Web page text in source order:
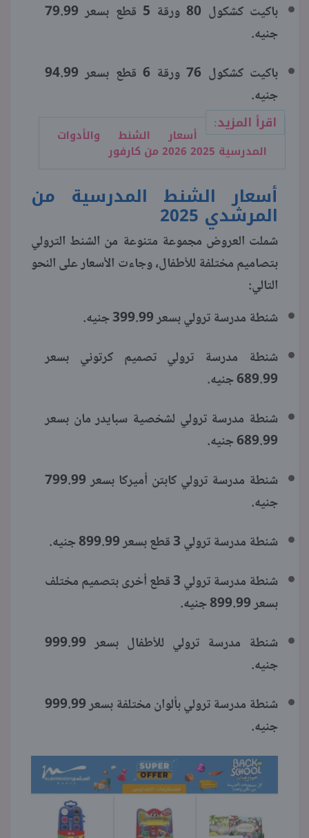
باكيت كشكول 80 ورقة 5 قطع بسعر 79.99
جنيه.
باكيت كشكول 76 ورقة 6 قطع بسعر 94.99
جنيه.
اقرأ المزيد:
أسعار الشنط والأدوات
المدرسية 2025 2026 من كارفور
أسعار الشنط المدرسية من
المرشدي 2025
شملت العروض مجموعة متنوعة من الشنط الترولي
بتصاميم مختلفة للأطفال، وجاءت الأسعار على النحو
التالي:
شنطة مدرسة ترولي بسعر 399.99 جنيه.
شنطة مدرسة ترولي تصميم كرتوني بسعر
689.99 جنيه.
شنطة مدرسة ترولي لشخصية سبايدر مان بسعر
689.99 جنيه.
شنطة مدرسة ترولي كابتن أميركا بسعر 799.99
جنيه.
شنطة مدرسة ترولي 3 قطع بسعر 899.99 جنيه.
شنطة مدرسة ترولي 3 قطع أخرى بتصميم مختلف
بسعر 899.99 جنيه.
شنطة مدرسة ترولي للأطفال بسعر 999.99
جنيه.
شنطة مدرسة ترولي بألوان مختلفة بسعر 999.99
جنيه.